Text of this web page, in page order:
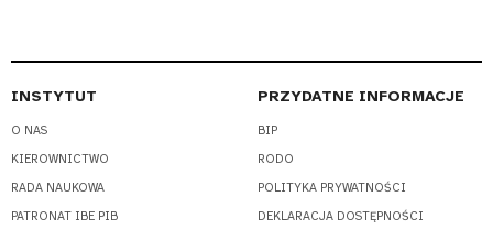
INSTYTUT
O NAS
KIEROWNICTWO
RADA NAUKOWA
PATRONAT IBE PIB
PRZYDATNE INFORMACJE
BIP
RODO
POLITYKA PRYWATNOŚCI
DEKLARACJA DOSTĘPNOŚCI